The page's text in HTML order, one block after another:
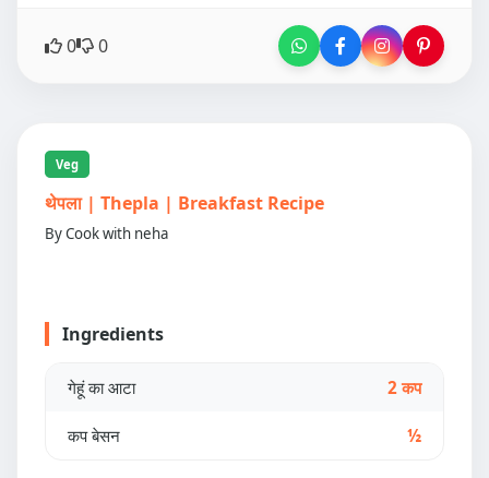
0 0
Veg
थेपला | Thepla | Breakfast Recipe
By Cook with neha
Ingredients
गेहूं का आटा 2 कप
कप बेसन ½